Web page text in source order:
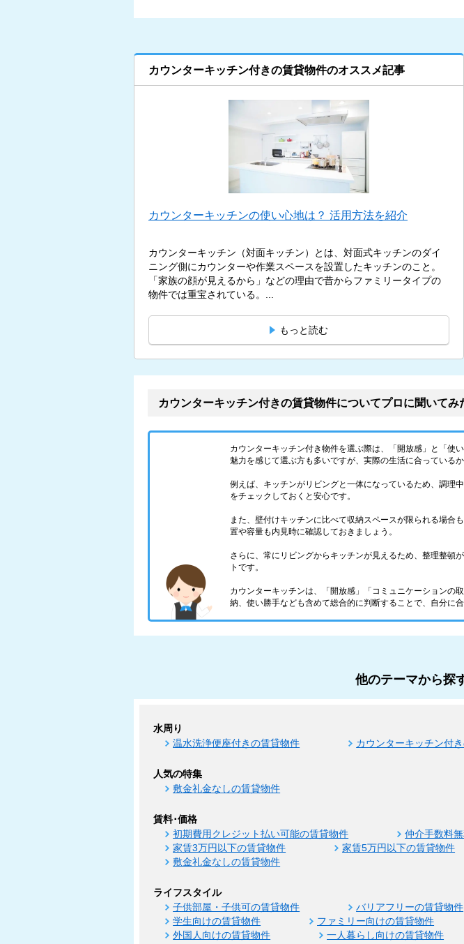
カウンターキッチン付きの賃貸物件のオススメ記事
カウンターキッチンの使い心地は？ 活用方法を紹介
カウンターキッチン（対面キッチン）とは、対面式キッチンのダイ
ニング側にカウンターや作業スペースを設置したキッチンのこと。
「家族の顔が見えるから」などの理由で昔からファミリータイプの
物件では重宝されている。...
もっと読む
カウンターキッチン付きの賃貸物件についてプロに聞いてみ
カウンターキッチン付き物件を選ぶ際は、「開放感」と「使
魅力を感じて選ぶ方も多いですが、実際の生活に合っている
例えば、キッチンがリビングと一体になっているため、調理
をチェックしておくと安心です。
また、壁付けキッチンに比べて収納スペースが限られる場合
置や容量も内見時に確認しておきましょう。
さらに、常にリビングからキッチンが見えるため、整理整頓
トです。
カウンターキッチンは、「開放感」「コミュニケーションの
納、使い勝手なども含めて総合的に判断することで、自分に
他のテーマから探
水周り
温水洗浄便座付きの賃貸物件 カウンターキッチン付
人気の特集
敷金礼金なしの賃貸物件
賃料･価格
初期費用クレジット払い可能の賃貸物件 仲介手数料
家賃3万円以下の賃貸物件
家賃5万円以下の賃貸物件
敷金礼金なしの賃貸物件
ライフスタイル
子供部屋・子供可の賃貸物件 バリアフリーの賃貸物件
学生向けの賃貸物件
ファミリー向けの賃貸物件
外国人向けの賃貸物件
一人暮らし向けの賃貸物件